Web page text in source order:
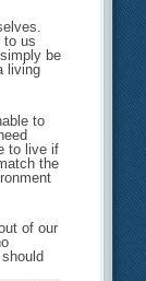
to us
be
living
to
to live if
the
of our